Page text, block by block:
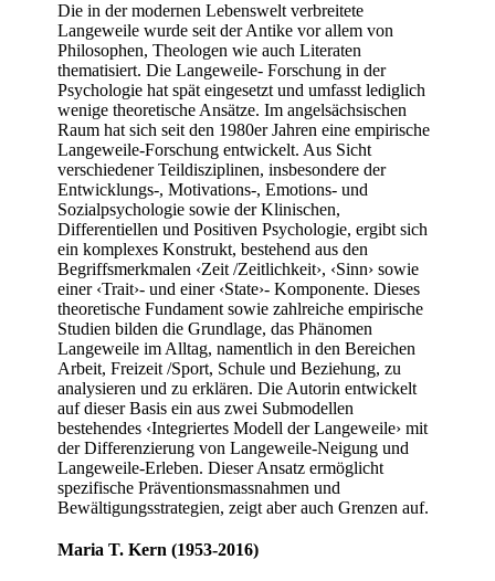
Die in der modernen Lebenswelt verbreitete
Langeweile wurde seit der Antike vor allem von
Philosophen, Theologen wie auch Literaten
thematisiert. Die Langeweile- Forschung in der
Psychologie hat spät eingesetzt und umfasst lediglich
wenige theoretische Ansätze. Im angelsächsischen
Raum hat sich seit den 1980er Jahren eine empirische
Langeweile-Forschung entwickelt. Aus Sicht
verschiedener Teildisziplinen, insbesondere der
Entwicklungs-, Motivations-, Emotions- und
Sozialpsychologie sowie der Klinischen,
Differentiellen und Positiven Psychologie, ergibt sich
ein komplexes Konstrukt, bestehend aus den
Begriffsmerkmalen ‹Zeit /Zeitlichkeit›, ‹Sinn› sowie
einer ‹Trait›- und einer ‹State›- Komponente. Dieses
theoretische Fundament sowie zahlreiche empirische
Studien bilden die Grundlage, das Phänomen
Langeweile im Alltag, namentlich in den Bereichen
Arbeit, Freizeit /Sport, Schule und Beziehung, zu
analysieren und zu erklären. Die Autorin entwickelt
auf dieser Basis ein aus zwei Submodellen
bestehendes ‹Integriertes Modell der Langeweile› mit
der Differenzierung von Langeweile-Neigung und
Langeweile-Erleben. Dieser Ansatz ermöglicht
spezifische Präventionsmassnahmen und
Bewältigungsstrategien, zeigt aber auch Grenzen auf.
Maria T. Kern (1953-2016)